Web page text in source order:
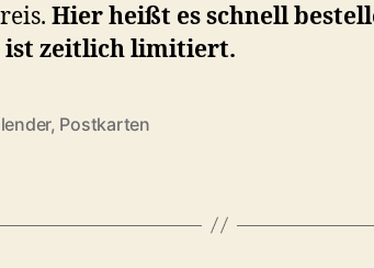
Hier heißt es schnell
ist zeitlich limitiert.
, Postkarten